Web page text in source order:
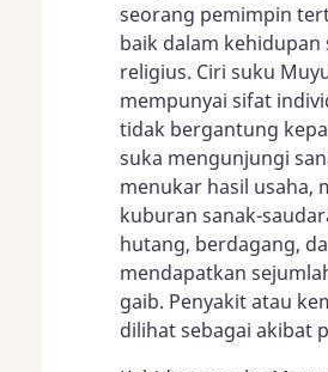
seorang pemimpin
baik dalam kehidupan
religius. Ciri suku
mempunyai sifat
tidak bergantung
suka mengunjungi
menukar hasil usaha,
kuburan sanak-
hutang, berdagang,
mendapatkan
gaib. Penyakit atau
dilihat sebagai akibat